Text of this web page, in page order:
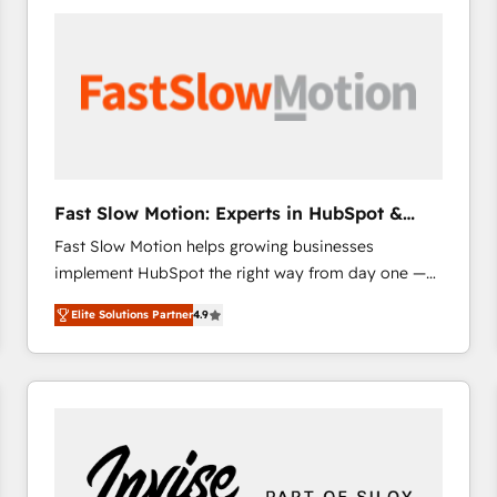
scale. 🏆 HubSpot’s CEO called us “the partner of the
future.” Others agree it is proof of trust built through
Fast Slow Motion: Experts in HubSpot &
Salesforce
Fast Slow Motion helps growing businesses
implement HubSpot the right way from day one —
with the flexibility to scale as complexity increases.
Highly certified in both HubSpot and Salesforce, we
bring deep experience in CRM implementation,
integrations, and data migration across modern
combines strong technical execution with real
business perspective. Many of our consultants have
Elite Solutions Partner4.9